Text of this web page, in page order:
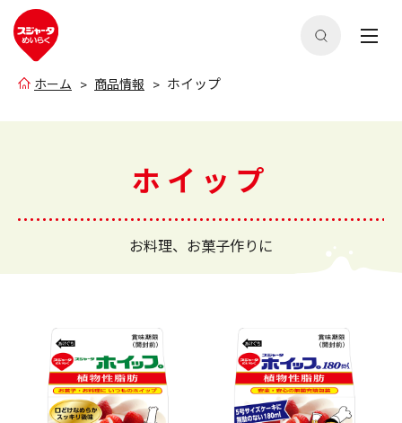
ホーム 商品情報 ホイップ
ホイップ
お料理、お菓子作りに